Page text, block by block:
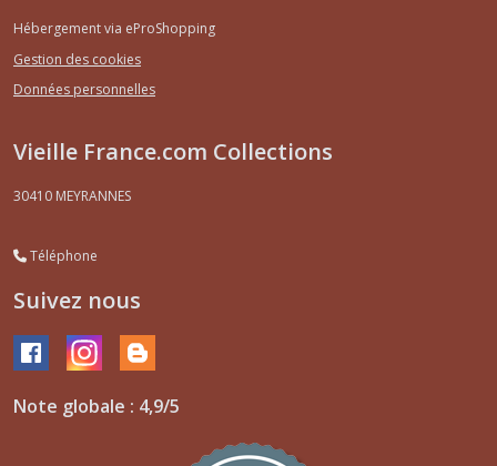
Hébergement via eProShopping
Gestion des cookies
Données personnelles
Vieille France.com Collections
30410 MEYRANNES
Téléphone
Suivez nous
Note globale : 4,9/5